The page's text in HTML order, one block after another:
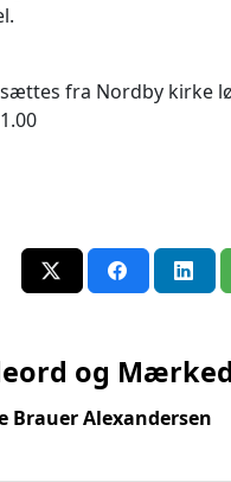
fra Nordby kirke
og
Brauer Alexandersen